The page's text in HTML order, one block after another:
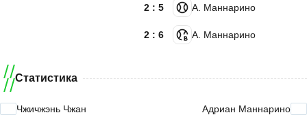
А. Маннарино
2 : 5
А. Маннарино
2 : 6
Статистика
Чжичжэнь Чжан Адриан Маннарино